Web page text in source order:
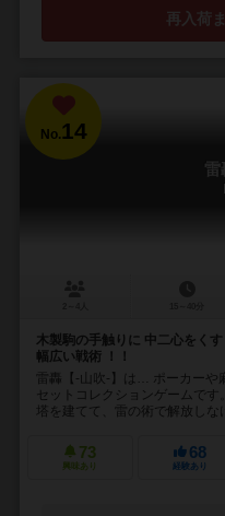
再入荷
No.14
雷
木製駒の手触りに 中二心をく
幅広い戦術 ！！
雷轟【-山吹-】は… ポーカーや
セットコレクションゲームで
塔を建てて、雷の術で解放しな
73
興味あり
68
経験あり